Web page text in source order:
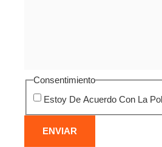
Consentimiento
Estoy De Acuerdo Con La